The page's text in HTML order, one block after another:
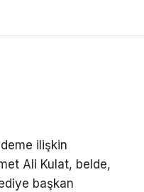
ilişkin
Ali Kulat, belde,
başkan